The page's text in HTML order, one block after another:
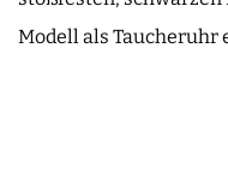
Modell als Taucheruhr